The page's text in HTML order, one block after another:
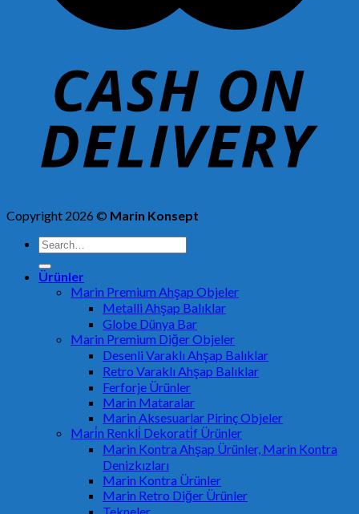
Copyright 2026 © Marin Konsept
Search
for:
Ürünler
Marin Premium Ahşap Objeler
Metalli Ahşap Balıklar
Globe Dünya Bar
Marin Premium Diğer Objeler
Desenli Varaklı Ahşap Balıklar
Retro Varaklı Ahşap Balıklar
Ferforje Ürünler
Marin Mataralar
Marin Aksesuarlar Pirinç Objeler
Mari̇n Renkli̇ Dekorati̇f Ürünler
Marin Kontra Ahşap Ürünler, Marin Kontra
Denizkızları
Marin Kontra Ürünler
Marin Retro Diğer Ürünler
Tekneler